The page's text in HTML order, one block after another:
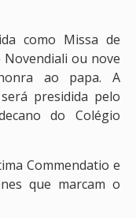
como Missa de
Novendiali ou nove
ao papa. A
presidida pelo
do Colégio
Commendatio e
que marcam o